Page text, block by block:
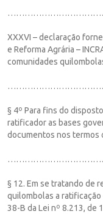
XXXVI – declaração
e Reforma Agrária –
comunidades
§ 4º Para fins do
ratificador as bases
documentos nos termos
§ 12. Em se tratando de
quilombolas a
38-B da Lei nº 8.213, de